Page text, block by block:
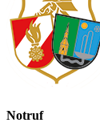
Notruf